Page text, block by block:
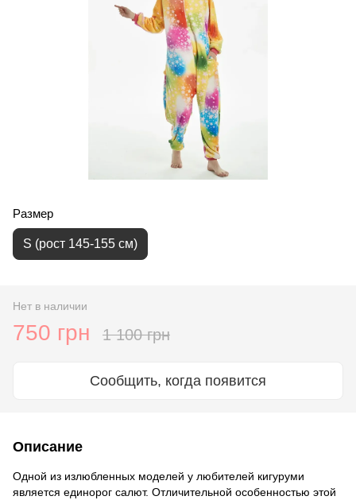
Размер
S (рост 145-155 см)
Нет в наличии
750 грн 1 100 грн
Сообщить, когда появится
Описание
Одной из излюбленных моделей у любителей кигуруми
является единорог салют. Отличительной особенностью этой